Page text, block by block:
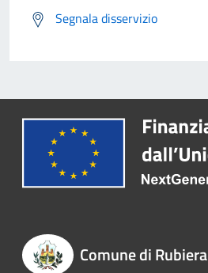
Segnala disservizio
Comune di Rubiera